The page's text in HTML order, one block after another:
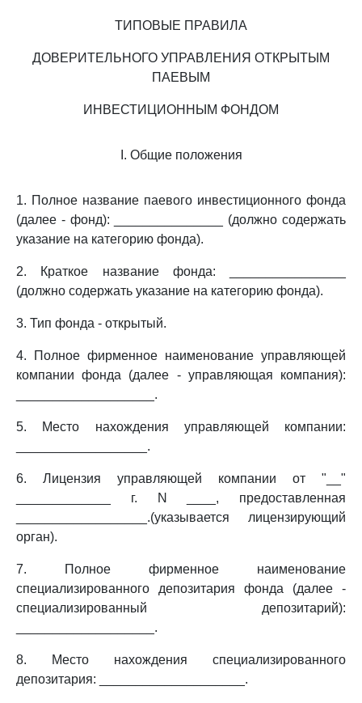
ТИПОВЫЕ ПРАВИЛА
ДОВЕРИТЕЛЬНОГО УПРАВЛЕНИЯ ОТКРЫТЫМ
ПАЕВЫМ
ИНВЕСТИЦИОННЫМ ФОНДОМ
I. Общие положения
1. Полное название паевого инвестиционного фонда
(далее - фонд): _______________ (должно содержать
указание на категорию фонда).
2. Краткое название фонда: ________________
(должно содержать указание на категорию фонда).
3. Тип фонда - открытый.
4. Полное фирменное наименование управляющей
компании фонда (далее - управляющая компания):
___________________.
5. Место нахождения управляющей компании:
__________________.
6. Лицензия управляющей компании от "__"
_____________ г. N ____, предоставленная
__________________.(указывается лицензирующий
орган).
7. Полное фирменное наименование
специализированного депозитария фонда (далее -
специализированный депозитарий):
___________________.
8. Место нахождения специализированного
депозитария: ____________________.